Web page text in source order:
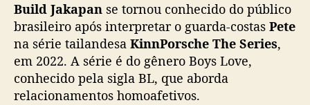
Build Jakapan se tornou conhecido do público
brasileiro após interpretar o guarda-costas Pete
na série tailandesa KinnPorsche The Series,
em 2022. A série é do gênero Boys Love,
conhecido pela sigla BL, que aborda
relacionamentos homoafetivos.